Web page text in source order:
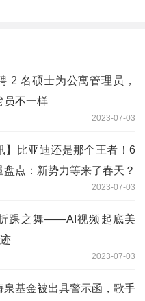
2 名硕士为公寓管理员，
员不一样
2023-07-03
】比亚迪还是那个王者！6
盘点：新势力等来了春天？
2023-07-03
踝之舞——AI视频起底美
2023-07-03
泉基金被出具警示函，歌手